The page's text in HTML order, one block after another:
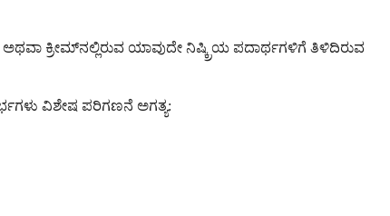
ಅಥವಾ ಕ್ರೀಮ್‌ನಲ್ಲಿರುವ ಯಾವುದೇ ನಿಷ್ಕ್ರಿಯ ಪದಾರ್ಥಗಳಿಗೆ ತಿಳಿದಿರುವ
ವಿಶೇಷ ಪರಿಗಣನೆ ಅಗತ್ಯ: